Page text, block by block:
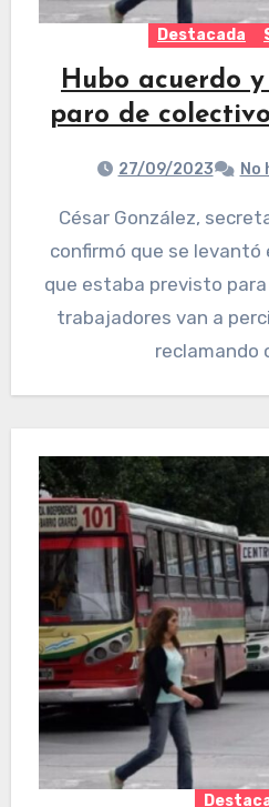
Destacada
Hubo acuerdo
paro de
27/09/2023 No
César González, secretario general de UTA,
confirmó que se levantó
que estaba previsto
trabajadores van a
reclamando